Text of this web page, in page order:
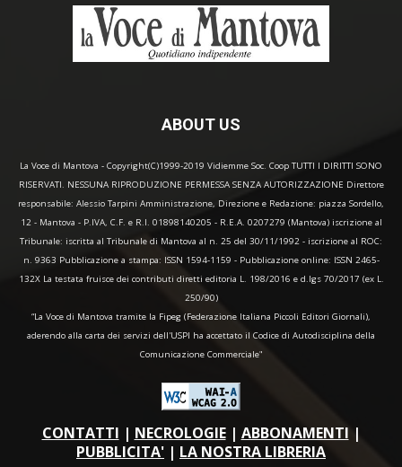
ABOUT US
La Voce di Mantova - Copyright(C)1999-2019 Vidiemme Soc. Coop TUTTI I DIRITTI SONO
RISERVATI. NESSUNA RIPRODUZIONE PERMESSA SENZA AUTORIZZAZIONE Direttore
responsabile: Alessio Tarpini Amministrazione, Direzione e Redazione: piazza Sordello,
12 - Mantova - P.IVA, C.F. e R.I. 01898140205 - R.E.A. 0207279 (Mantova) iscrizione al
Tribunale: iscritta al Tribunale di Mantova al n. 25 del 30/11/1992 - iscrizione al ROC:
n. 9363 Pubblicazione a stampa: ISSN 1594-1159 - Pubblicazione online: ISSN 2465-
132X La testata fruisce dei contributi diretti editoria L. 198/2016 e d.lgs 70/2017 (ex L.
250/90)
“La Voce di Mantova tramite la Fipeg (Federazione Italiana Piccoli Editori Giornali),
aderendo alla carta dei servizi dell'USPI ha accettato il Codice di Autodisciplina della
Comunicazione Commerciale"
CONTATTI | NECROLOGIE| ABBONAMENTI |
PUBBLICITA' | LA NOSTRA LIBRERIA